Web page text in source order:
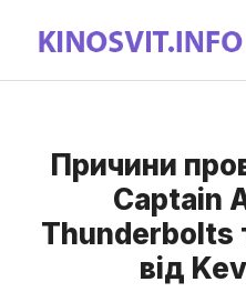
вмісту
Причини
Captain
Thunderbolts
від